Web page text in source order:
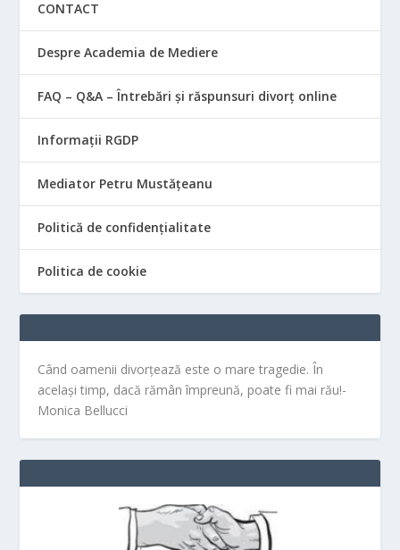
CONTACT
Despre Academia de Mediere
FAQ – Q&A – Întrebări și răspunsuri divorț online
Informații RGDP
Mediator Petru Mustățeanu
Politică de confidențialitate
Politica de cookie
Când oamenii divorțează este o mare tragedie. În
același timp, dacă rămân împreună, poate fi mai rău!-
Monica Bellucci